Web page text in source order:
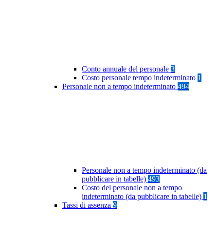
Conto annuale del personale 3
Costo personale tempo indeterminato 1
Personale non a tempo indeterminato 494
Personale non a tempo indeterminato (da
pubblicare in tabelle) 493
Costo del personale non a tempo
indeterminato (da pubblicare in tabelle) 1
Tassi di assenza 9